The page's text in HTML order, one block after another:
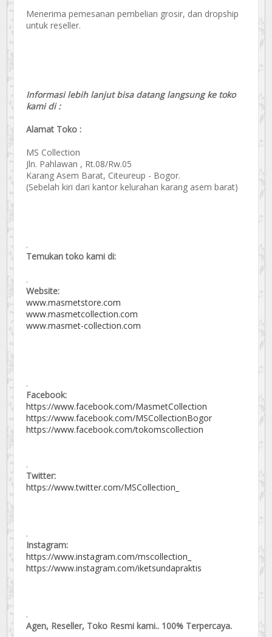
Menerima pemesanan pembelian grosir, dan dropship
untuk reseller.
Informasi lebih lanjut bisa datang langsung ke toko
kami di :
Alamat Toko :
MS Collection
Jln. Pahlawan , Rt.08/Rw.05
Karang Asem Barat, Citeureup - Bogor.
(Sebelah kiri dari kantor kelurahan karang asem barat)
.
Temukan toko kami di:
.
Website:
www.masmetstore.com
www.masmetcollection.com
www.masmet-collection.com
.
Facebook:
https://www.facebook.com/MasmetCollection
https://www.facebook.com/MSCollectionBogor
https://www.facebook.com/tokomscollection
.
Twitter:
https://www.twitter.com/MSCollection_
.
Instagram:
https://www.instagram.com/mscollection_
https://www.instagram.com/iketsundapraktis
.
Agen, Reseller, Toko Resmi kami.. 100% Terpercaya.